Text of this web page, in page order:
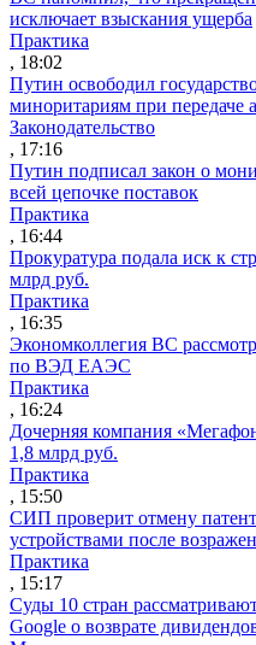
исключает взыскания ущерба
Практика
, 18:02
Путин освободил
миноритариям при передаче
Законодательство
, 17:16
Путин подписал закон о
всей цепочке поставок
Практика
, 16:44
Прокуратура подала иск к
млрд руб.
Практика
, 16:35
Экономколлегия ВС
по ВЭД ЕАЭС
Практика
, 16:24
Дочерняя компания
1,8 млрд руб.
Практика
, 15:50
СИП проверит отмену
устройствами после
Практика
, 15:17
Суды 10 стран
Google о возврате